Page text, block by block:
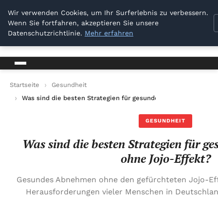
Dresden Sellout
Dresden Sellout
Startseite
Gesundheit
Was sind die besten Strategien für gesundes Abnehmen
GESUNDHEIT
Was sind die besten Strategien für
ohne Jojo-Effekt?
Gesundes Abnehmen ohne den gefürchteten Jojo-
Herausforderungen vieler Menschen in
Wir verwenden Cookies, um Ihr Surferlebnis zu verbessern.
Wenn Sie fortfahren, akzeptieren Sie unsere
Datenschutzrichtlinie. Mehr erfahren